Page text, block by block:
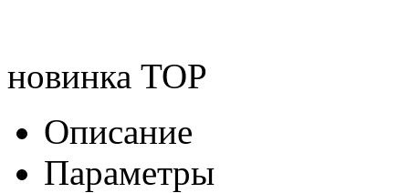
новинка TOP
Описание
Параметры